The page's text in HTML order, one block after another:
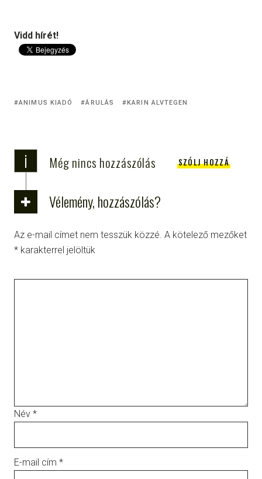
Vidd hírét!
ANIMUS KIADÓ ÁRULÁS KARIN ALVTEGEN
i Még nincs hozzászólás SZÓLJ HOZZÁ
Vélemény, hozzászólás?
Az e-mail címet nem tesszük közzé. A kötelező mezőket
* karakterrel jelöltük
Név *
E-mail cím *